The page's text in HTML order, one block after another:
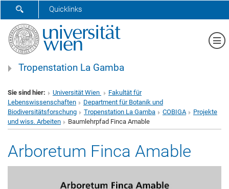
SUCHFORMULAR ÖFFNEN
Quicklinks
Tropenstation La Gamba
Sie sind hier: Universität Wien
Fakultät für
Lebenswissenschaften
Department für Botanik und
Biodiversitätsforschung
Tropenstation La Gamba COBIGA
Projekte
und wiss. Arbeiten
Baumlehrpfad Finca Amable
Arboretum Finca Amable